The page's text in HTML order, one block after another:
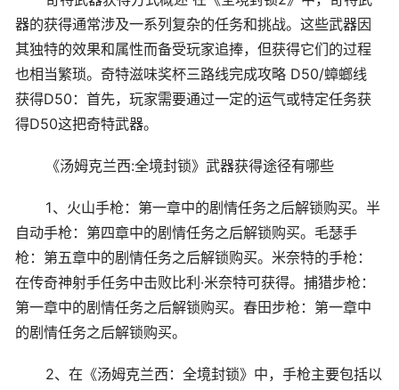
器的获得通常涉及一系列复杂的任务和挑战。这些武器因
其独特的效果和属性而备受玩家追捧，但获得它们的过程
也相当繁琐。奇特滋味奖杯三路线完成攻略 D50/蟑螂线
获得D50：首先，玩家需要通过一定的运气或特定任务获
得D50这把奇特武器。
《汤姆克兰西:全境封锁》武器获得途径有哪些
1、火山手枪：第一章中的剧情任务之后解锁购买。半
自动手枪：第四章中的剧情任务之后解锁购买。毛瑟手
枪：第五章中的剧情任务之后解锁购买。米奈特的手枪：
在传奇神射手任务中击败比利·米奈特可获得。捕猎步枪：
第一章中的剧情任务之后解锁购买。春田步枪：第一章中
的剧情任务之后解锁购买。
2、在《汤姆克兰西：全境封锁》中，手枪主要包括以